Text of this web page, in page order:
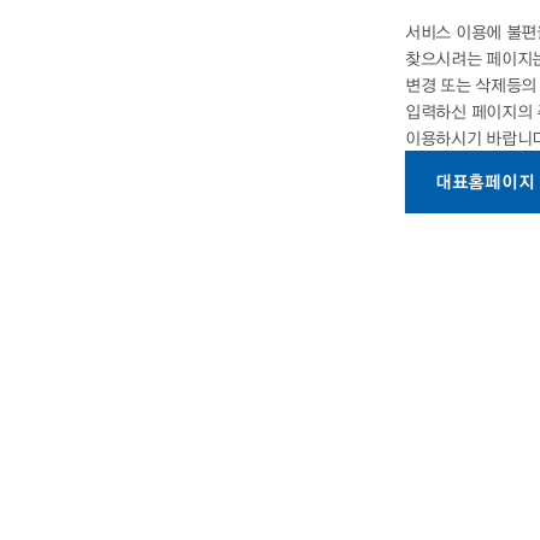
서비스 이용에 불
찾으시려는 페이지
변경 또는 삭제등의
입력하신 페이지
이용하시기 바랍니
대표홈페이